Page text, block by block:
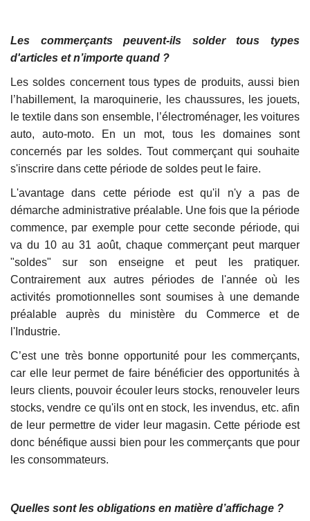
Les commerçants peuvent-ils solder tous types
d'articles et n’importe quand ?
Les soldes concernent tous types de produits, aussi bien
l’habillement, la maroquinerie, les chaussures, les jouets,
le textile dans son ensemble, l’électroménager, les voitures
auto, auto-moto. En un mot, tous les domaines sont
concernés par les soldes. Tout commerçant qui souhaite
s'inscrire dans cette période de soldes peut le faire.
L'avantage dans cette période est qu'il n'y a pas de
démarche administrative préalable. Une fois que la période
commence, par exemple pour cette seconde période, qui
va du 10 au 31 août, chaque commerçant peut marquer
"soldes" sur son enseigne et peut les pratiquer.
Contrairement aux autres périodes de l'année où les
activités promotionnelles sont soumises à une demande
préalable auprès du ministère du Commerce et de
l'Industrie.
C’est une très bonne opportunité pour les commerçants,
car elle leur permet de faire bénéficier des opportunités à
leurs clients, pouvoir écouler leurs stocks, renouveler leurs
stocks, vendre ce qu'ils ont en stock, les invendus, etc. afin
de leur permettre de vider leur magasin. Cette période est
donc bénéfique aussi bien pour les commerçants que pour
les consommateurs.
Quelles sont les obligations en matière d’affichage ?